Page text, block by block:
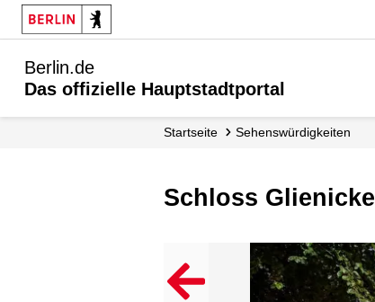
Berlin.de
Das offizielle Hauptstadtportal
Startseite Sehenswürdigkeiten
Schloss Glienicke